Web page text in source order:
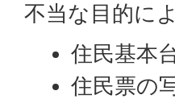
不当な目的に
住民基本
住民票の